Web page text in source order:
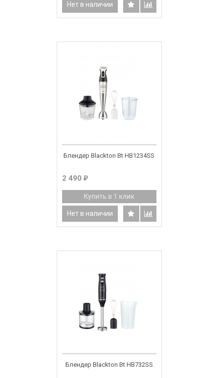
Нет в наличии
Блендер Blackton Bt HB1234SS
2 490 ₽
Купить в 1 клик
Нет в наличии
Блендер Blackton Bt HB732SS